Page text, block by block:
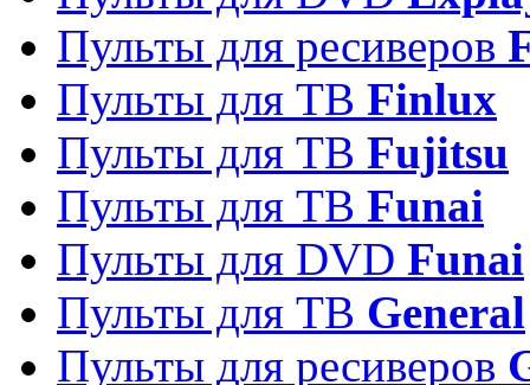
Пульты для ресиверов
Пульты для ТВ Finlux
Пульты для ТВ Fujitsu
Пульты для ТВ Funai
Пульты для DVD Funai
Пульты для ТВ General
Пульты для ресиверов